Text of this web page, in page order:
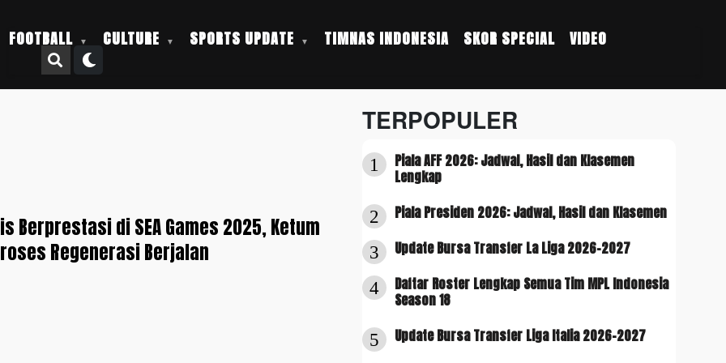
FOOTBALL CULTURE SPORTS UPDATE TIMNAS INDONESIA SKOR SPECIAL VIDEO
Berprestasi di SEA Games 2025, Ketum
Regenerasi Berjalan
TERPOPULER
1
Piala AFF 2026: Jadwal, Hasil dan Klasemen
Lengkap
2 Piala Presiden 2026: Jadwal, Hasil dan Klasemen
3 Update Bursa Transfer La Liga 2026-2027
4
Daftar Roster Lengkap Semua Tim MPL Indonesia
Season 18
5 Update Bursa Transfer Liga Italia 2026-2027